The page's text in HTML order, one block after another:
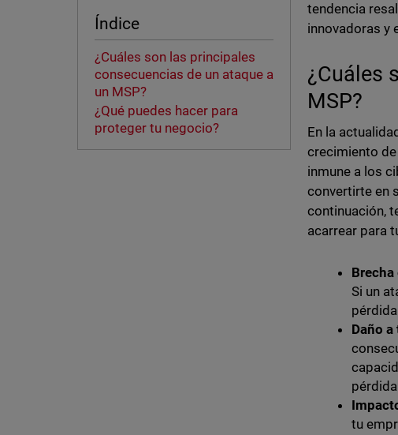
Índice
¿Cuáles son las principales
consecuencias de un ataque a
un MSP?
¿Qué puedes hacer para
proteger tu negocio?
tendencia
innovadoras y
¿Cuáles
MSP?
En la
crecimiento de
inmune a los
convertirte en
continuación,
acarrear para
Brecha
Si un
Daño
tu